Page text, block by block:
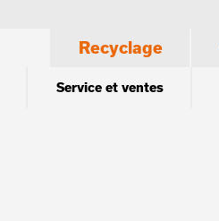
Recyclage
Service et ventes